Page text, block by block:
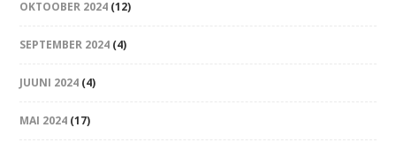
OKTOOBER 2024 (12)
SEPTEMBER 2024 (4)
JUUNI 2024 (4)
MAI 2024 (17)